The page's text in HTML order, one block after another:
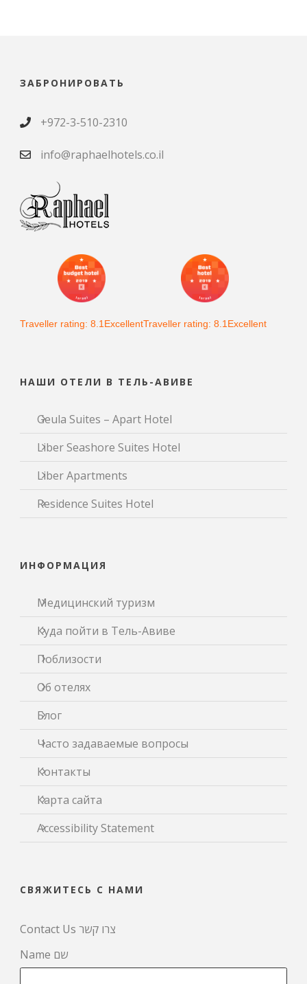
ЗАБРОНИРОВАТЬ
+972-3-510-2310
info@raphaelhotels.co.il
Traveller rating: 8.1ExcellentTraveller rating: 8.1Excellent
НАШИ ОТЕЛИ В ТЕЛЬ-АВИВЕ
Geula Suites – Apart Hotel
Liber Seashore Suites Hotel
Liber Apartments
Residence Suites Hotel
ИНФОРМАЦИЯ
Медицинский туризм
Куда пойти в Тель-Авиве
Поблизости
Об отелях
Блог
Часто задаваемые вопросы
Контакты
Карта сайта
Accessibility Statement
СВЯЖИТЕСЬ С НАМИ
Contact Us צרו קשר
Name שם